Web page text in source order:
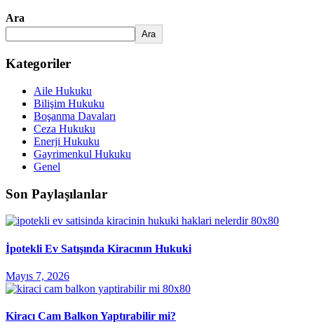
Ara
Ara
Kategoriler
Aile Hukuku
Bilişim Hukuku
Boşanma Davaları
Ceza Hukuku
Enerji Hukuku
Gayrimenkul Hukuku
Genel
Son Paylaşılanlar
İpotekli Ev Satışında Kiracının Hukuki
Mayıs 7, 2026
Kiracı Cam Balkon Yaptırabilir mi?